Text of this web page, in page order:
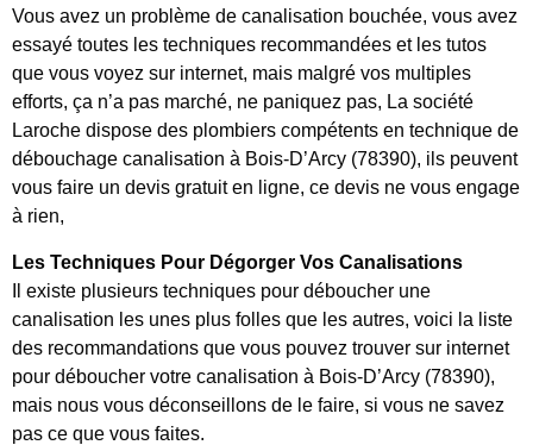
Vous avez un problème de canalisation bouchée, vous avez
essayé toutes les techniques recommandées et les tutos
que vous voyez sur internet, mais malgré vos multiples
efforts, ça n’a pas marché, ne paniquez pas, La société
Laroche dispose des plombiers compétents en technique de
débouchage canalisation à Bois-D’Arcy (78390), ils peuvent
vous faire un devis gratuit en ligne, ce devis ne vous engage
à rien,
Les Techniques Pour Dégorger Vos Canalisations
Il existe plusieurs techniques pour déboucher une
canalisation les unes plus folles que les autres, voici la liste
des recommandations que vous pouvez trouver sur internet
pour déboucher votre canalisation à Bois-D’Arcy (78390),
mais nous vous déconseillons de le faire, si vous ne savez
pas ce que vous faites.